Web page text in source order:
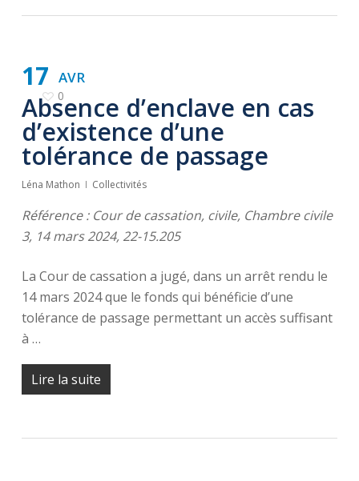
AVR
17
0
Absence d’enclave en cas
d’existence d’une
tolérance de passage
Léna Mathon Collectivités
Référence : Cour de cassation, civile, Chambre civile
3, 14 mars 2024, 22-15.205
La Cour de cassation a jugé, dans un arrêt rendu le
14 mars 2024 que le fonds qui bénéficie d’une
tolérance de passage permettant un accès suffisant
à …
Lire la suite